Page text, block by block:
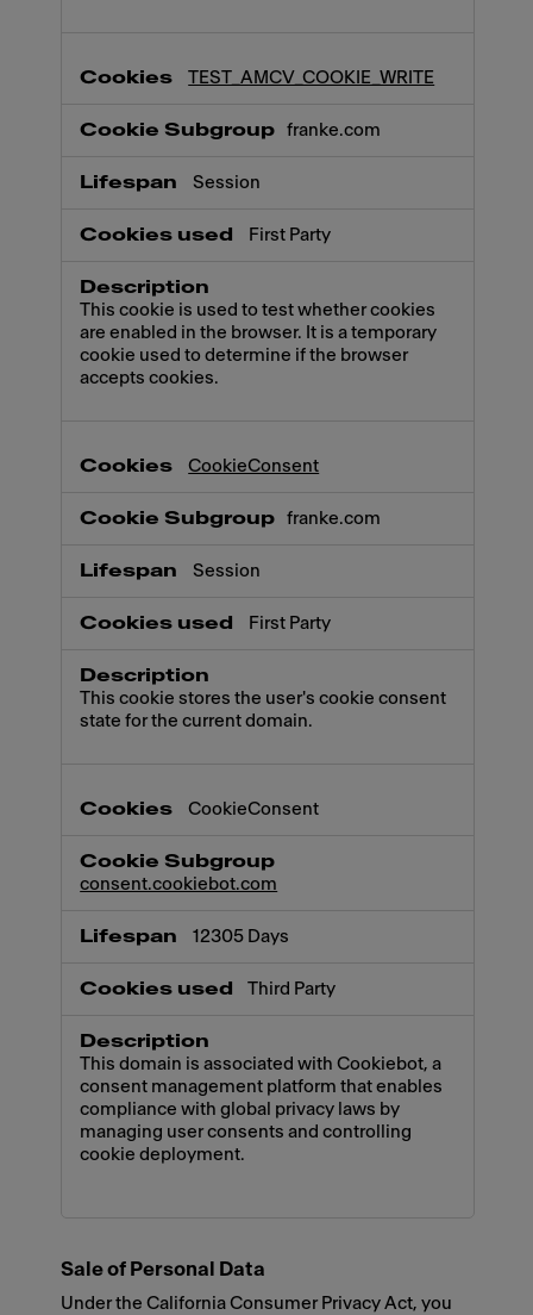
TEST_AMCV_COOKIE_WRITE
franke.com
Session
First Party
This cookie is used to test whether cookies
are enabled in the browser. It is a temporary
cookie used to determine if the browser
accepts cookies.
CookieConsent
franke.com
Session
First Party
This cookie stores the user's cookie consent
state for the current domain.
CookieConsent
consent.cookiebot.com
12305 Days
Third Party
This domain is associated with Cookiebot, a
consent management platform that enables
compliance with global privacy laws by
managing user consents and controlling
cookie deployment.
Sale of Personal Data
Under the California Consumer Privacy Act, you